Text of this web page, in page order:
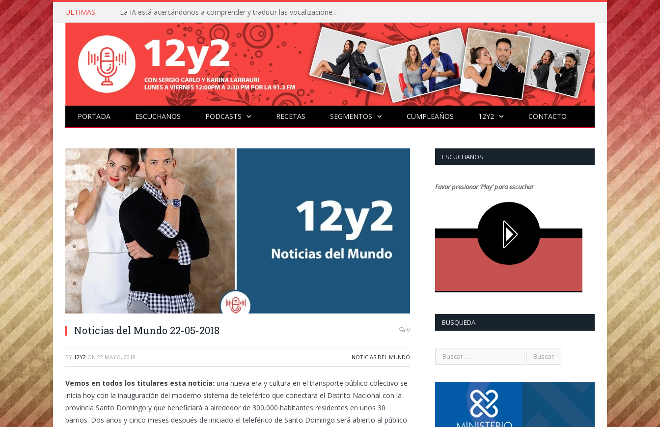
ULTIMAS La IA está acercándonos a comprender y traducir las vocalizaciones y comportamientos de nuestras mascotas
PORTADA ESCUCHANOS PODCASTS RECETAS SEGMENTOS CUMPLEAÑOS 12Y2 CONTACTO
Noticias del Mundo 22-05-2018 0
BY 12Y2 ON 22 MAYO, 2018 NOTICIAS DEL MUNDO
Vemos en todos los titulares esta noticia: una nueva era y cultura en el transporte público colectivo se
inicia hoy con la inauguración del moderno sistema de teleférico que conectará el Distrito Nacional con la
provincia Santo Domingo y que beneficiará a alrededor de 300,000 habitantes residentes en unos 30
barrios. Dos años y cinco meses después de iniciado el teleférico de Santo Domingo será abierto al público
ESCUCHANOS
Favor presionar ‘Play’ para escuchar
BUSQUEDA